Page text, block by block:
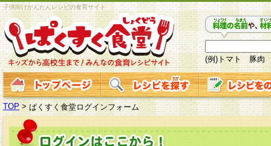
子供向けかんたんレシピの食育サイト
(例)トマト 豚肉
TOP > ぱくすく食堂ログインフォーム